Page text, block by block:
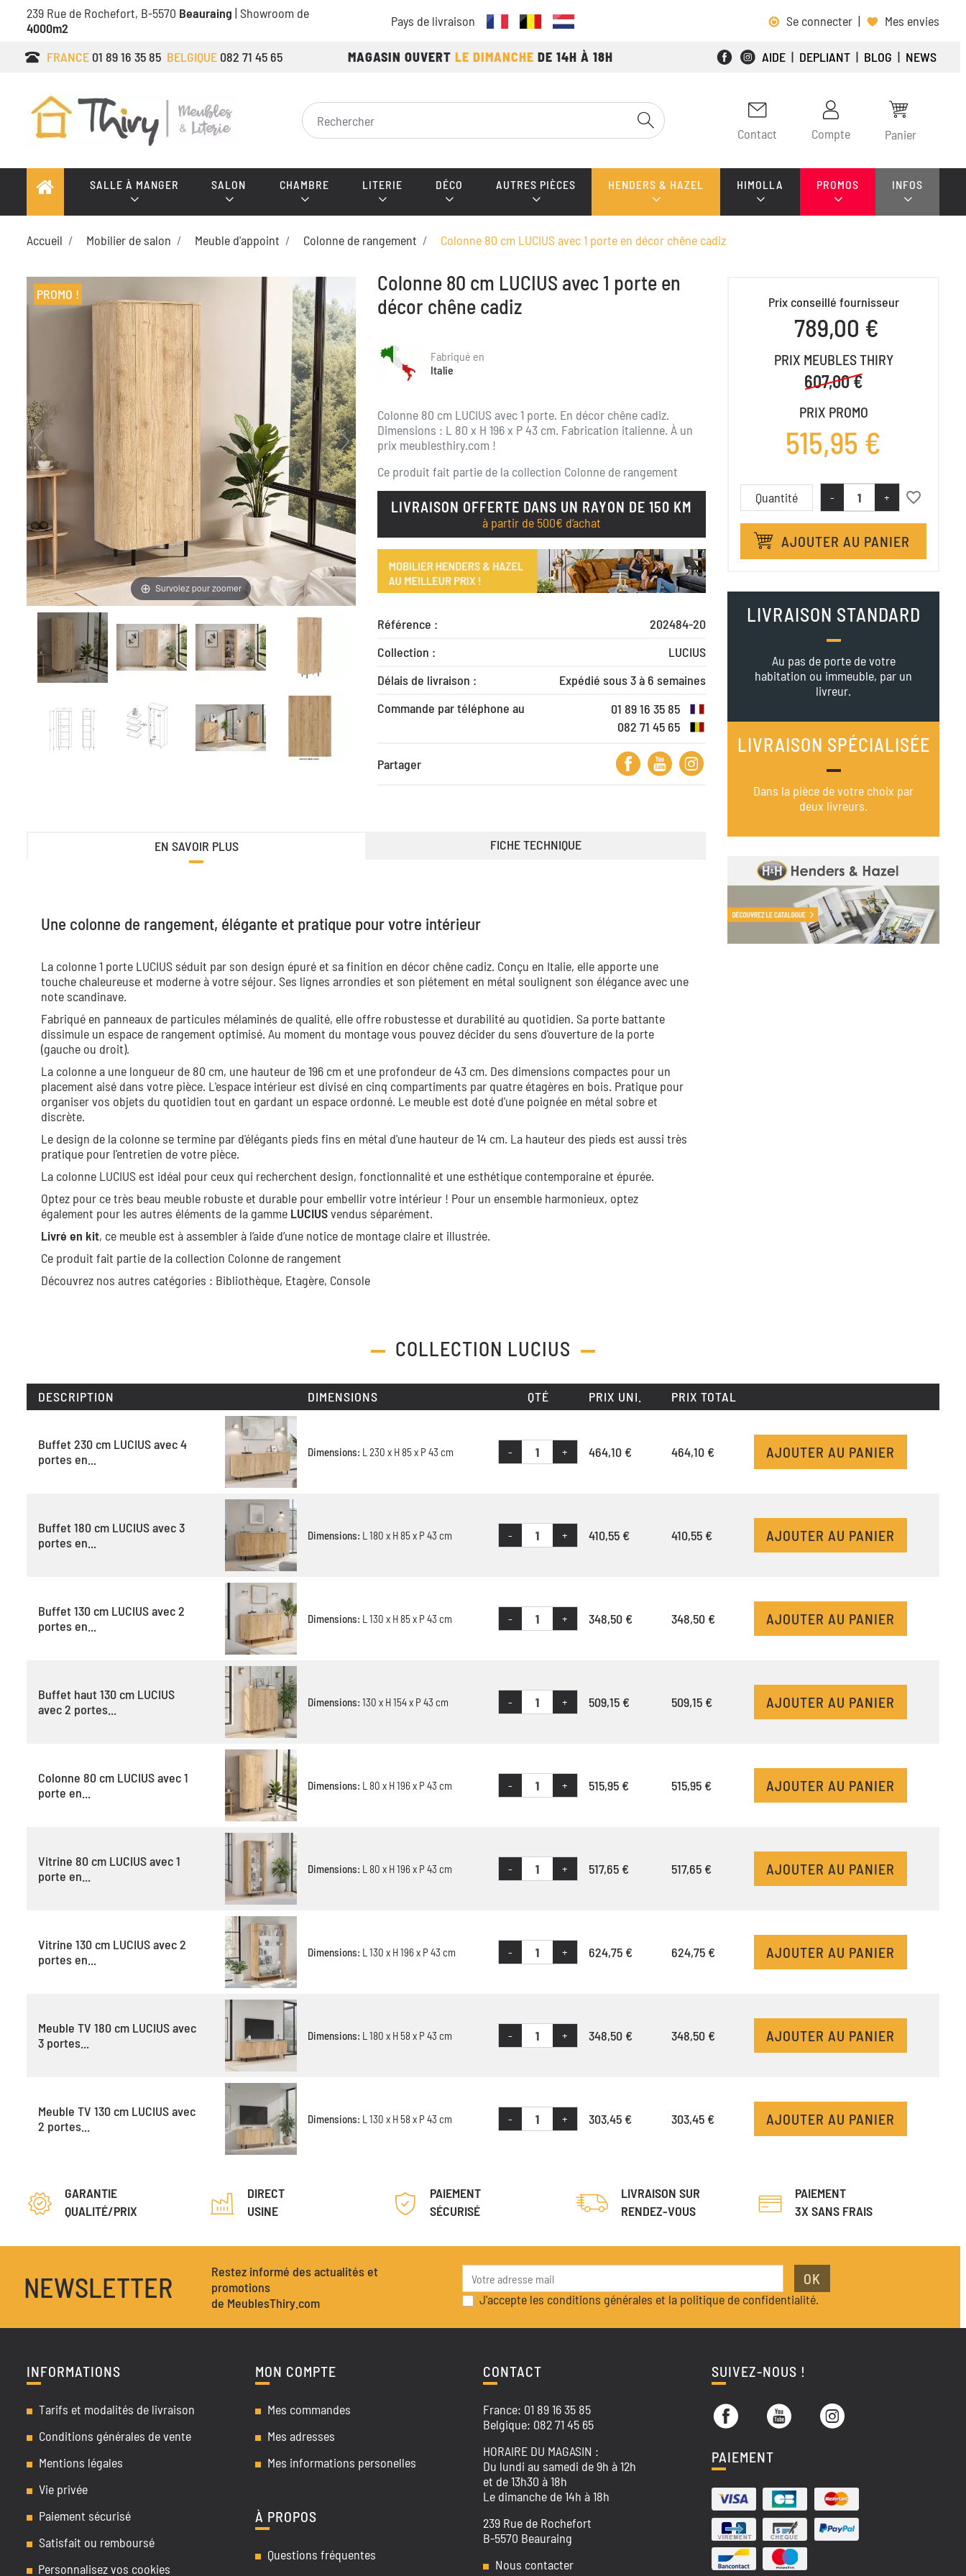
239 Rue de Rochefort, B-5570 Beauraing | Showroom de
4000m2
Pays de livraison Se connecter | Mes envies
FRANCE 01 89 16 35 85 BELGIQUE 082 71 45 65 MAGASIN OUVERT LE DIMANCHE DE 14H À 18H AIDE | DEPLIANT | BLOG | NEWS
Contact Compte Panier
SALLE À MANGER SALON CHAMBRE LITERIE DÉCO AUTRES PIÈCES HENDERS & HAZEL HIMOLLA PROMOS INFOS
Accueil Mobilier de salon Meuble d'appoint Colonne de rangement Colonne 80 cm LUCIUS avec 1 porte en décor chêne cadiz
PROMO !
Survolez pour zoomer
Colonne 80 cm LUCIUS avec 1 porte en
décor chêne cadiz
Fabriqué en
Italie
Colonne 80 cm LUCIUS avec 1 porte. En décor chêne cadiz.
Dimensions : L 80 x H 196 x P 43 cm. Fabrication italienne. Àun
prix meublesthiry.com !
Ce produit fait partie de la collection Colonne de rangement
LIVRAISON OFFERTE DANS UN RAYON DE 150 KM
à partir de 500€ d’achat
Référence :
202484-20
Collection :
LUCIUS
Délais de livraison :
Expédié sous 3 à 6 semaines
Commande par téléphone au
01 89 16 35 85
082 71 45 65
Partager
EN SAVOIR PLUS FICHE TECHNIQUE
Une colonne de rangement, élégante et pratique pour votre intérieur
La colonne 1 porte LUCIUS séduit par son design épuré et sa finition en décor chêne cadiz. Conçu en Italie, elle apporte une
touche chaleureuse et moderne à votre séjour. Ses lignes arrondies et son piétement en métal soulignent son élégance avec une
note scandinave.
Fabriqué en panneaux de particules mélaminés de qualité, elle offre robustesse et durabilité au quotidien. Sa porte battante
dissimule un espace de rangement optimisé. Au moment du montage vous pouvez décider du sens d'ouverture de la porte
(gauche ou droit).
La colonne a une longueur de 80 cm, une hauteur de 196 cm et une profondeur de 43 cm. Des dimensions compactes pour un
placement aisé dans votre pièce. L'espace intérieur est divisé en cinq compartiments par quatre étagères en bois. Pratique pour
organiser vos objets du quotidien tout en gardant un espace ordonné. Le meuble est doté d'une poignée en métal sobre et
discrète.
Le design de la colonne se termine par d'élégants pieds fins en métal d'une hauteur de 14 cm. La hauteur des pieds est aussi très
pratique pour l'entretien de votre pièce.
La colonne LUCIUS est idéal pour ceux qui recherchent design, fonctionnalité et une esthétique contemporaine et épurée.
Optez pour ce très beau meuble robuste et durable pour embellir votre intérieur ! Pour un ensemble harmonieux, optez
également pour les autres éléments de la gamme LUCIUSvendus séparément.
Livré en kit, ce meuble est à assembler à l’aide d’une notice de montage claire et illustrée.
Ce produit fait partie de la collection Colonne de rangement
Découvrez nos autres catégories : Bibliothèque, Etagère, Console
Prix conseillé fournisseur
789,00 €
PRIX MEUBLES THIRY
607,00 €
PRIX PROMO
515,95 €
Quantité - + favorite_border
AJOUTER AU PANIER
LIVRAISON STANDARD
Au pas de porte de votre
habitation ou immeuble, par un
livreur.
LIVRAISON SPÉCIALISÉE
Dans la pièce de votre choix par
deux livreurs.
COLLECTION LUCIUS
DESCRIPTION DIMENSIONS QTÉ PRIX UNI. PRIX TOTAL
Buffet 230 cm LUCIUS avec 4
portes en...
Dimensions: L 230 x H 85 x P 43 cm - + 464,10 € 464,10 € AJOUTER AU PANIER
Buffet 180 cm LUCIUS avec 3
portes en...
Dimensions: L 180 x H 85 x P 43 cm - + 410,55 € 410,55 € AJOUTER AU PANIER
Buffet 130 cm LUCIUS avec 2
portes en...
Dimensions: L 130 x H 85 x P 43 cm - + 348,50 € 348,50 € AJOUTER AU PANIER
Buffet haut 130 cm LUCIUS
avec 2 portes...
Dimensions: 130 x H 154 x P 43 cm - + 509,15 € 509,15 € AJOUTER AU PANIER
Colonne 80 cm LUCIUS avec 1
porte en...
Dimensions: L 80 x H 196 x P 43 cm - + 515,95 € 515,95 € AJOUTER AU PANIER
Vitrine 80 cm LUCIUS avec 1
porte en...
Dimensions: L 80 x H 196 x P 43 cm - + 517,65 € 517,65 € AJOUTER AU PANIER
Vitrine 130 cm LUCIUS avec 2
portes en...
Dimensions: L 130 x H 196 x P 43 cm - + 624,75 € 624,75 € AJOUTER AU PANIER
Meuble TV 180 cm LUCIUS avec
3 portes...
Dimensions: L 180 x H 58 x P 43 cm - + 348,50 € 348,50 € AJOUTER AU PANIER
Meuble TV 130 cm LUCIUS avec
2 portes...
Dimensions: L 130 x H 58 x P 43 cm - + 303,45 € 303,45 € AJOUTER AU PANIER
GARANTIE
QUALITÉ/PRIX
DIRECT
USINE
PAIEMENT
SÉCURISÉ
LIVRAISON SUR
RENDEZ-VOUS
PAIEMENT
3X SANS FRAIS
NEWSLETTER
Restez informé des actualités et
promotions
de MeublesThiry.com
OK
J'accepte les conditions générales et la politique de confidentialité.
INFORMATIONS
Tarifs et modalités de livraison
Conditions générales de vente
Mentions légales
Vie privée
Paiement sécurisé
Satisfait ou remboursé
Personnalisez vos cookies
À PROPOS
Questions fréquentes
MON COMPTE
Mes commandes
Mes adresses
Mes informations personelles
CONTACT
France: 01 89 16 35 85
Belgique: 082 71 45 65
HORAIRE DU MAGASIN :
Du lundi au samedi de 9h à 12h
et de 13h30 à 18h
Le dimanche de 14h à 18h
239 Rue de Rochefort
B-5570 Beauraing
Nous contacter
SUIVEZ-NOUS !
PAIEMENT